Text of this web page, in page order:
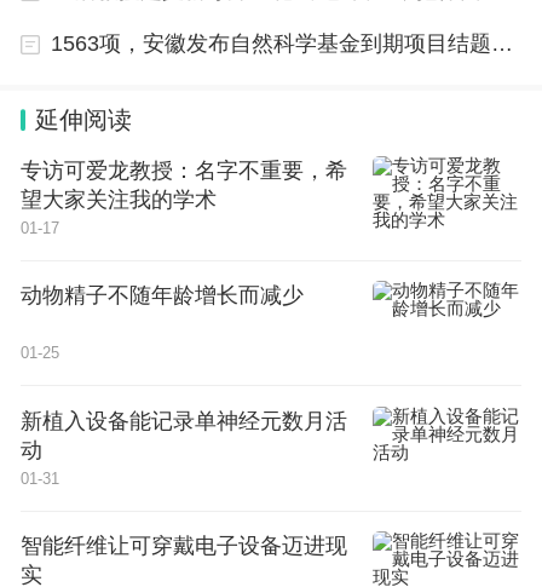
s）称，贝利的自杀让学校“充满了绝望、不满和失
白人的莫斯利一开始就不应该被选为传统非裔大学的
领导者。上周五，许多学生围在校董事会会议室外，
非裔女性学者的危机
贝利的去世，不仅让历史悠久的非裔大学陷入了混乱，还引发
了全美范围内关于黑人女性在学术界面临的挑战和心理健康问
题等讨论。
“学术界对非裔女性的标准截然不同。”美国俄亥俄州立大学战
人一半的尊重、赞誉和同情。而非裔女性在高等教育中要经常
经历种族主义和性别歧视的复合压迫，这种情况更为糟糕。”
1563项，安徽发布自然科学基金到期项目结题通知
延伸阅读
专访可爱龙教授：名字不重要，希
望大家关注我的学术
01-17
动物精子不随年龄增长而减少
01-25
新植入设备能记录单神经元数月活
动
01-31
智能纤维让可穿戴电子设备迈进现
实